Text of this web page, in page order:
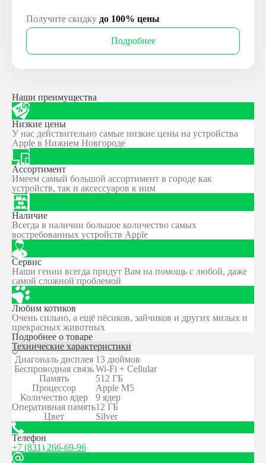
Получите скидку до 100% цены
Подробнее
Наши преимущества
Низкие цены
У нас действительно самые низкие цены на устройства
Apple в Нижнем Новгороде
Ассортимент
Имеем самый большой ассортимент в городе как
устройств, так и аксессуаров к ним
Наличие
Всегда в наличии большое количество самых
востребованных устройств Apple
Сервис
Наши гении всегда придут Вам на помощь с любой, даже
самой сложной проблемой
Любим котиков
Очень сильно, а ещё пёсиков, зайчиков и других милых и
прекрасных животных
Подробнее о товаре
Технические характеристики
Диагональ дисплея 13 дюймов
Беспроводная связь Wi-Fi + Cellular
Память
512 ГБ
Процессор
Apple M5
Количество ядер
9 ядер
Оперативная память12 ГБ
Цвет
Silver
Телефон
+7 (831) 266-69-96